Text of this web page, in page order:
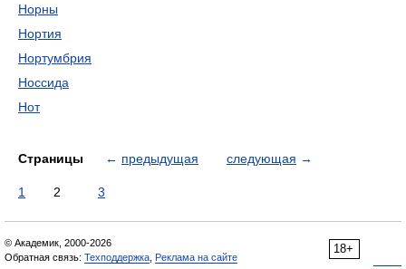
Норны
Нортия
Нортумбрия
Носсида
Нот
Страницы ← предыдущая следующая →
1 2 3
18+
© Академик, 2000-2026
Обратная связь: Техподдержка Реклама на сайте